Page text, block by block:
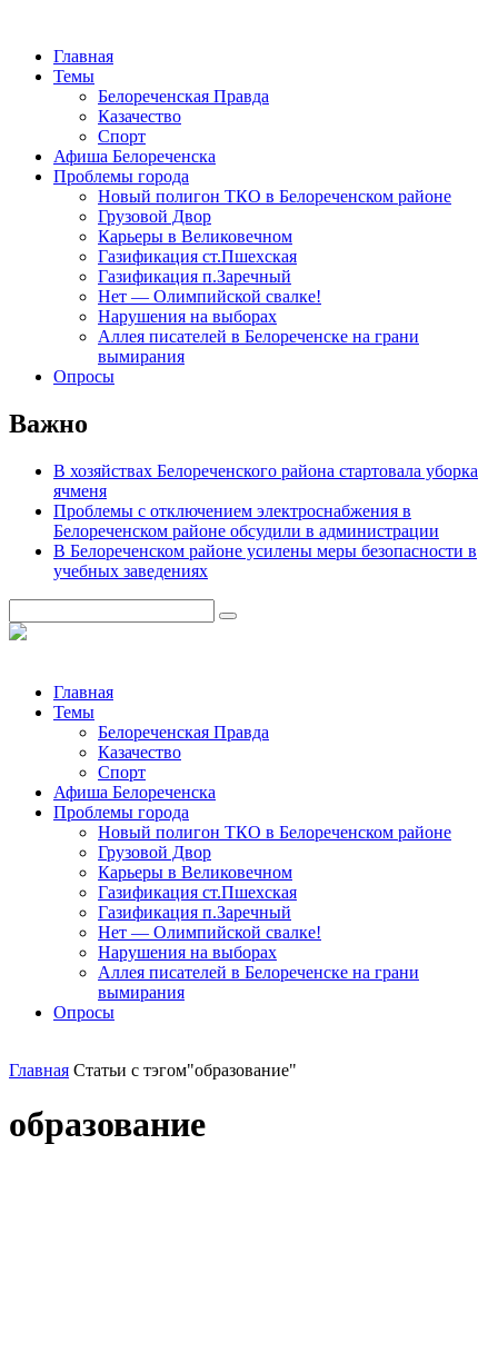
Главная
Темы
Белореченская Правда
Казачество
Спорт
Афиша Белореченска
Проблемы города
Новый полигон ТКО в Белореченском районе
Грузовой Двор
Карьеры в Великовечном
Газификация ст.Пшехская
Газификация п.Заречный
Нет — Олимпийской свалке!
Нарушения на выборах
Аллея писателей в Белореченске на грани
вымирания
Опросы
Важно
В хозяйствах Белореченского района стартовала уборка
ячменя
Проблемы с отключением электроснабжения в
Белореченском районе обсудили в администрации
В Белореченском районе усилены меры безопасности в
учебных заведениях
Главная
Темы
Белореченская Правда
Казачество
Спорт
Афиша Белореченска
Проблемы города
Новый полигон ТКО в Белореченском районе
Грузовой Двор
Карьеры в Великовечном
Газификация ст.Пшехская
Газификация п.Заречный
Нет — Олимпийской свалке!
Нарушения на выборах
Аллея писателей в Белореченске на грани
вымирания
Опросы
Главная Статьи с тэгом"образование"
образование